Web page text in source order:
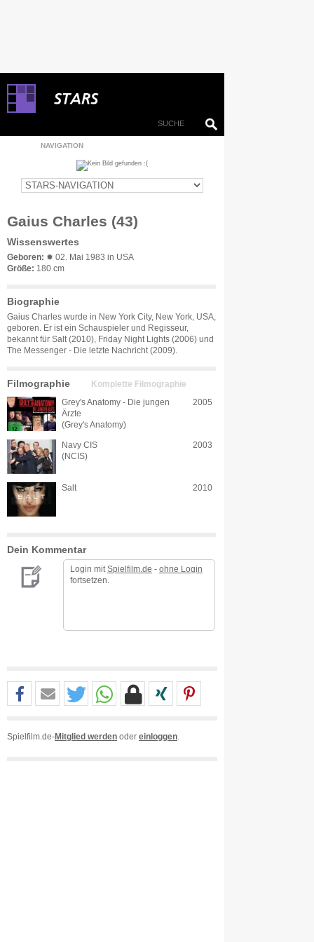
NAVIGATION
Gaius Charles (43)
Wissenswertes
Geboren: ✹ 02. Mai 1983 in USA
Größe: 180 cm
Biographie
Gaius Charles wurde in New York City, New York, USA,
geboren. Er ist ein Schauspieler und Regisseur,
bekannt für Salt (2010), Friday Night Lights (2006) und
The Messenger - Die letzte Nachricht (2009).
Filmographie Komplette Filmographie
Grey's Anatomy - Die jungen
Ärzte
(Grey's Anatomy)
2005
Navy CIS
(NCIS)
2003
Salt 2010
Dein Kommentar
Login mit Spielfilm.de - ohne Login
fortsetzen.
Spielfilm.de-Mitglied werden oder einloggen